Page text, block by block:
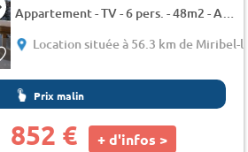
Appartement - TV - 6 pers. - 48m2 - Animaux admis
Location située à 56.3 km de Miribel-
Prix malin
852 € + d'infos >